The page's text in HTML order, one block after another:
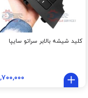
کليد شيشه بالابر سراتو سایپا